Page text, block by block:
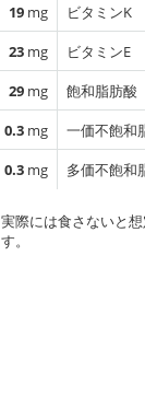
19 mg
23 mg
29 mg
0.3 mg
0.3 mg
ビタミンK
ビタミンE
飽和脂肪酸
一価不飽和
多価不飽和
際には食さないと
。